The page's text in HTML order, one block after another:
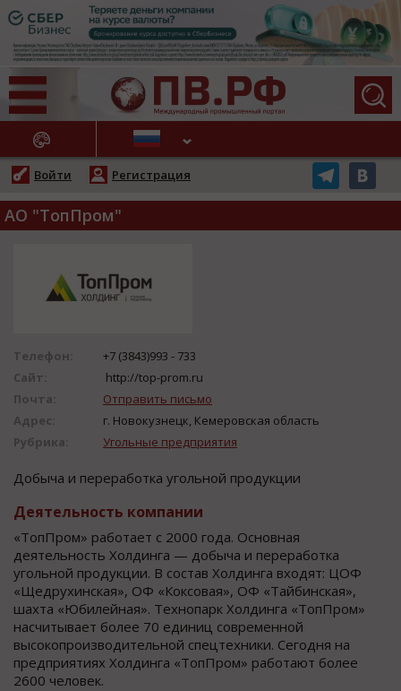
НОВОСТИ
Войти Регистрация
АО "ТопПром"
Телефон:
+7 (3843)993 - 733
Сайт:
http://top-prom.ru
Почта:
Отправить письмо
Адрес:
г. Новокузнецк, Кемеровская область
Рубрика:
Угольные предприятия
Добыча и переработка угольной продукции
Деятельность компании
«ТопПром» работает с 2000 года. Основная
деятельность Холдинга — добыча и переработка
угольной продукции. В состав Холдинга входят: ЦОФ
«Щедрухинская», ОФ «Коксовая», ОФ «Тайбинская»,
шахта «Юбилейная». Технопарк Холдинга «ТопПром»
насчитывает более 70 единиц современной
высокопроизводительной спецтехники. Сегодня на
предприятиях Холдинга «ТопПром» работают более
2600 человек.